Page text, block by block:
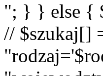
"; } } else {
// $szukaj[]